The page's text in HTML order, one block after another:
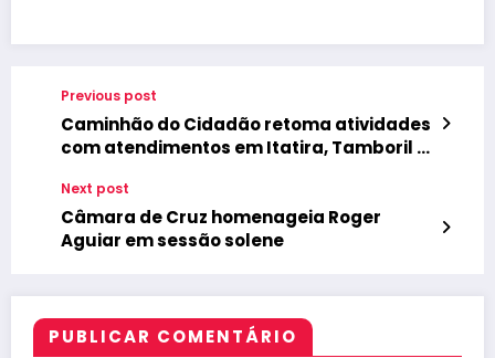
Previous post
Caminhão do Cidadão retoma atividades
com atendimentos em Itatira, Tamboril e
Next post
Câmara de Cruz homenageia Roger
Aguiar em sessão solene
PUBLICAR COMENTÁRIO